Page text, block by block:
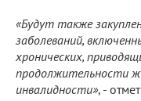
«Будут также
заболеваний,
хронических,
продолжительности
инвалидности», -